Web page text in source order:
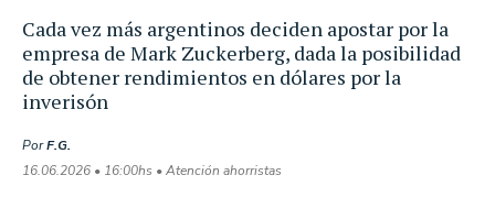
Cada vez más argentinos deciden apostar por la
empresa de Mark Zuckerberg, dada la posibilidad
de obtener rendimientos en dólares por la
inverisón
PorF.G.
16.06.2026 • 16:00hs • Atención ahorristas